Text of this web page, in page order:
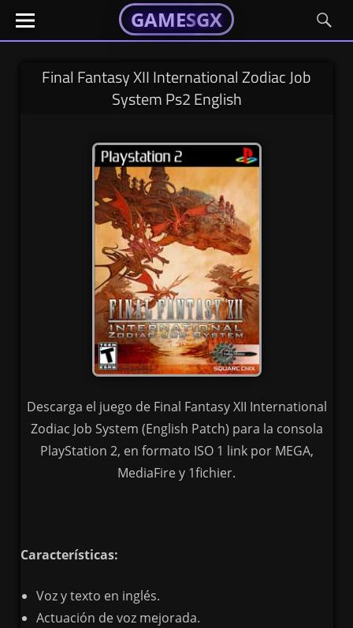
Skip
GAMESGX
El
portal
GAMESGX
GAMESGX
El
portal
Final Fantasy XII International Zodiac Job
System Ps2 English
Descarga el juego de Final Fantasy XII International
Zodiac Job System (English Patch) para la consola
PlayStation 2, en formato ISO 1 link por MEGA,
MediaFire y 1fichier.
Características:
Voz y texto en inglés.
Actuación de voz mejorada.